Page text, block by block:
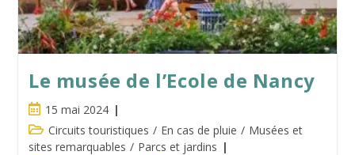
Le musée de l’Ecole de Nancy
Publication
publiée :
15 mai 2024
Post
category:
Circuits touristiques / En cas de pluie / Musées et
sites remarquables / Parcs et jardins